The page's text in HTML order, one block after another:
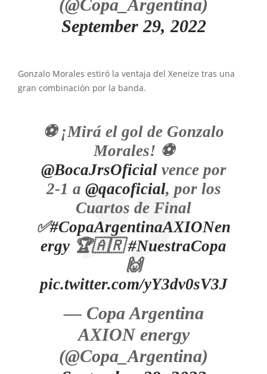
(@Copa_Argentina)
September 29, 2022
Gonzalo Morales estiró la ventaja del Xeneize tras una
gran combinación por la banda.
⚽ ¡Mirá el gol de Gonzalo
Morales! ⚽
@BocaJrsOficialvence por
2-1 a @qacoficial, por los
Cuartos de Final
✅#CopaArgentinaAXIONen
ergy 🏆🇦🇷#NuestraCopa
🙌
pic.twitter.com/yY3dv0sV3J
— Copa Argentina
AXION energy
(@Copa_Argentina)